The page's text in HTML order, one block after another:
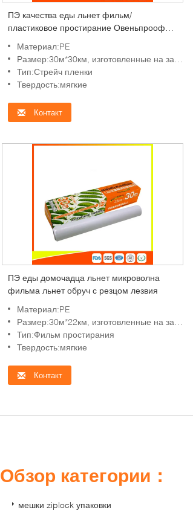
ПЭ качества еды льнет фильм/
пластиковое простирание Овеньпрооф
Материал:PE
Размер:30м*30км, изготовленные на заказ требования
Тип:Стрейч пленки
Твердость:мягкие
Контакт
ПЭ еды домочадца льнет микроволна
фильма льнет обруч с резцом лезвия
Материал:PE
Размер:30м*22км, изготовленные на заказ требования
Тип:Фильм простирания
Твердость:мягкие
Контакт
Обзор категории：
мешки ziplock упаковки